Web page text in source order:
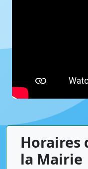
Horaires
la Mairie